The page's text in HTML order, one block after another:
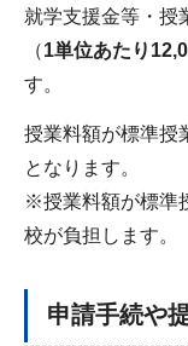
就学支援金等・授
（1単位あたり
す。
授業料額が標準授
となります。
※授業料額が標準
校が負担します。
申請手続や